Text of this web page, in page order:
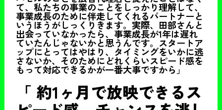
て、私たちの事業のことをしっかり理解して、
事業成長のために伴走してくれるパートナーと
いうほうがしっくりきます。実際、田部さんと
出会っていなかったら、事業成長が1年は遅れ
ていたんじゃないかと思うんです。スタートア
ップにとってはやはり、タイミングをいかに逃
さないか、そのためにどれくらいスピード感を
もって対応できるかが一番大事ですから」
「 約1ヶ月で放映できるス